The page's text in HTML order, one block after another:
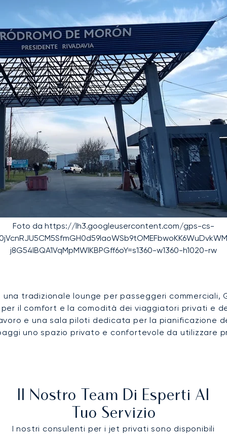
Foto da https://lh3.googleusercontent.com/gps-cs-
j8G54IBQA1VqMpMWlKBPGff6oY=s1360-w1360-h1020-rw
tradizionale lounge per passeggeri
il comfort e la comodità dei viaggiatori privati e
e una sala piloti dedicata per la pianificazione
uno spazio privato e confortevole da utilizzare
Il Nostro Team Di Esperti Al
Tuo Servizio
I nostri consulenti per i jet privati sono disponibili